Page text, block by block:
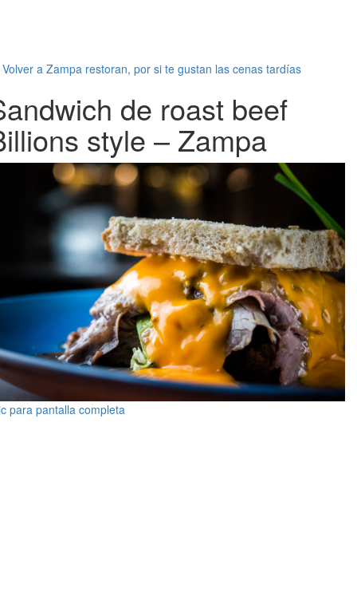
Volver a Zampa restoran, por si te gustan las cenas tardías
de roast beef
style – Zampa
para pantalla completa